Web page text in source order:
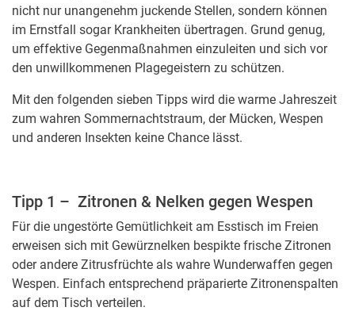
nicht nur unangenehm juckende Stellen, sondern können
im Ernstfall sogar Krankheiten übertragen. Grund genug,
um effektive Gegenmaßnahmen einzuleiten und sich vor
den unwillkommenen Plagegeistern zu schützen.
Mit den folgenden sieben Tipps wird die warme Jahreszeit
zum wahren Sommernachtstraum, der Mücken, Wespen
und anderen Insekten keine Chance lässt.
Tipp 1 – Zitronen & Nelken gegen Wespen
Für die ungestörte Gemütlichkeit am Esstisch im Freien
erweisen sich mit Gewürznelken bespikte frische Zitronen
oder andere Zitrusfrüchte als wahre Wunderwaffen gegen
Wespen. Einfach entsprechend präparierte Zitronenspalten
auf dem Tisch verteilen.